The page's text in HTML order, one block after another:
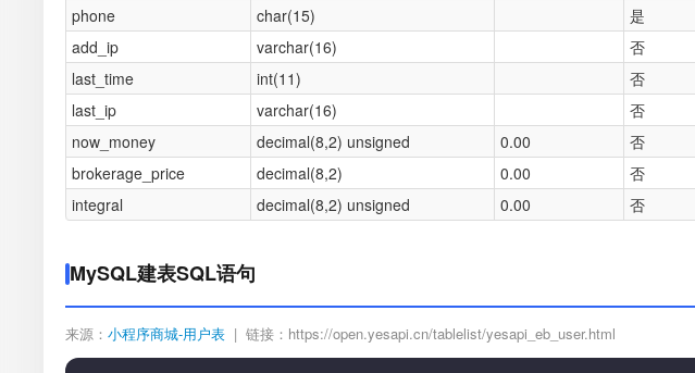
phone
char(15) 是
add_ip
varchar(16) 否
last_time
int(11) 否
last_ip
varchar(16) 否
now_money
decimal(8,2) unsigned 0.00 否
brokerage_price
decimal(8,2) 0.00 否
integral
decimal(8,2) unsigned 0.00 否
MySQL建表SQL语句
来源： 小程序商城-用户表 | 链接：https://open.yesapi.cn/tablelist/yesapi_eb_user.html